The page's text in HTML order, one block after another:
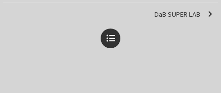
DaB SUPER LAB